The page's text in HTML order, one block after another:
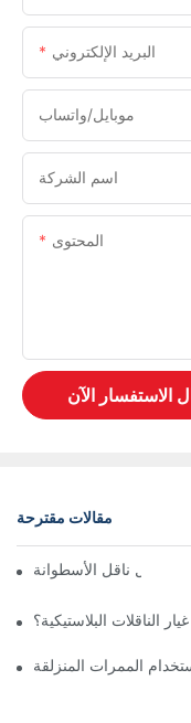
البريد الإلكتروني
موبايل/واتساب
اسم الشركة
المحتوى
الاستفسار الآن
مقالات مقترحة
مقابل ناقل الأسطوانة
الناقلات البلاستيكية؟
الممرات المنزلقة